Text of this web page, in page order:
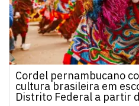
Cordel pernambucano
cultura brasileira em
Distrito Federal a partir